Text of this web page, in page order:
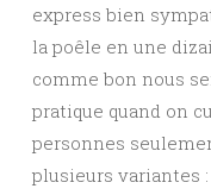
express bien
la poêle en une
comme bon nous
pratique quand on
personnes
plusieurs variantes :